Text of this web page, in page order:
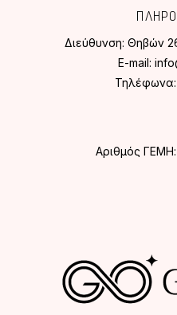
Διεύθυνση: Θηβών
E-mail:
Τηλέφωνα:
Αριθμός